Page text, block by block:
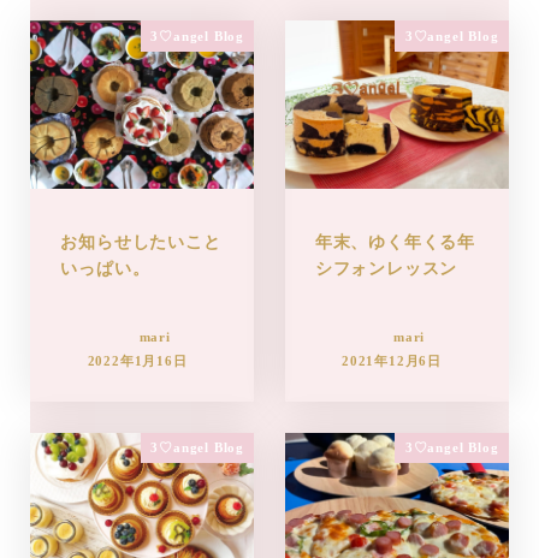
3♡angel Blog
お知らせしたいこと
いっぱい。
mari
2022年1月16日
3♡angel Blog
年末、ゆく年くる年
シフォンレッスン
mari
2021年12月6日
3♡angel Blog 3♡angel Blog